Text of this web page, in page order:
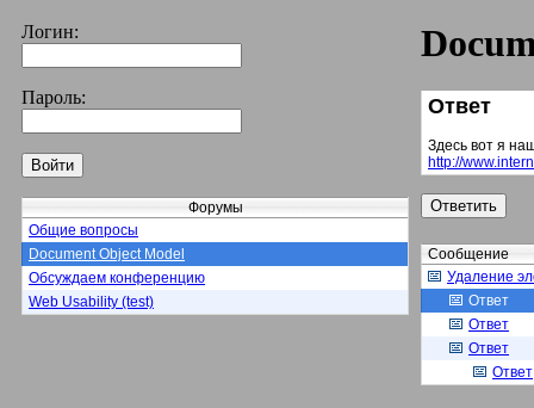
Логин:
Пароль:
Форумы
Общие вопросы
Document Object Model
Обсуждаем конференцию
Web Usability (test)
Ответ
Здесь вот я
http://
Сообщение
Удаление
Ответ
Ответ
Ответ
Ответ